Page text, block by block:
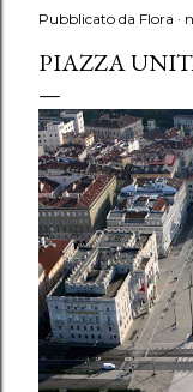
Pubblicato da Flora
PIAZZA